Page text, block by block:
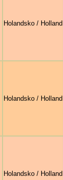
Holandsko / Holland
Holandsko / Holland
Holandsko / Holland